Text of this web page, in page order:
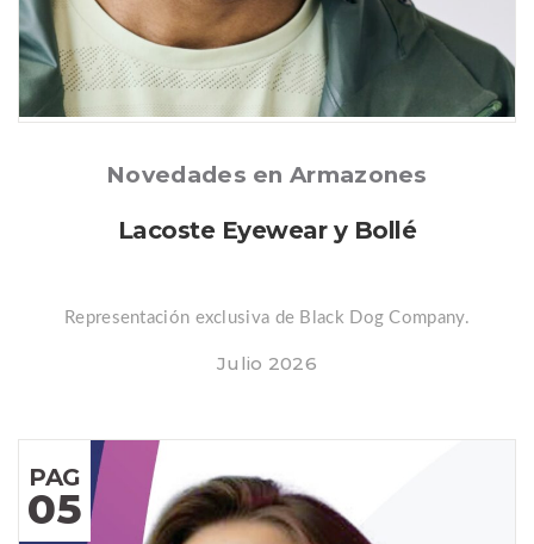
Posted
Novedades en Armazones
Lacoste Eyewear y Bollé
Representación exclusiva de Black Dog Company.
Julio 2026
PAG
05